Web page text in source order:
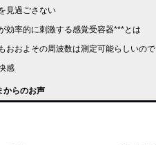
見過ごさない
効率的に刺激する感覚受容器***とは
おおよその周波数は測定可能らしいので
感
からのお声